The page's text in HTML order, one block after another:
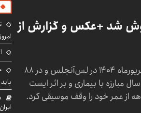
شد +عکس و گزارش از
هوشمند عقیلی‌، خواننده و آهنگ‌ساز ایرانی، چهاردهم شهریورماه ۱۴۰۴ در لس‌آنجلس و در ۸۸
با بیماری و بر اثر ایست
امروز جمعه
باید ۵ سال بیشتر کار کنند